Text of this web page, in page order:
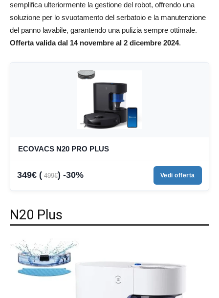
semplifica ulteriormente la gestione del robot, offrendo una
soluzione per lo svuotamento del serbatoio e la manutenzione
del panno lavabile, garantendo una pulizia sempre ottimale.
Offerta valida dal 14 novembre al 2 dicembre 2024.
ECOVACS N20 PRO PLUS
349€ ( 499€) -30% Vedi offerta
N20 Plus